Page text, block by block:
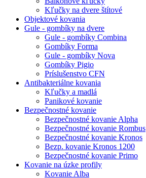
Kľučky na dvere štítové
Objektové kovania
Gule - gombíky na dvere
Gule - gombíky Combina
Gombíky Forma
Gule - gombíky Nova
Gombíky Pigio
Príslušenstvo CFN
Antibakteriálne kovania
Kľučky a madlá
Panikové kovanie
Bezpečnostné kovanie
Bezpečnostné kovanie Alpha
Bezpečnostné kovanie Rombus
Bezpečnostné kovanie Kronos
Bezp. kovanie Kronos 1200
Bezpečnostné kovanie Primo
Kovanie na úzke profily
Kovanie Alba